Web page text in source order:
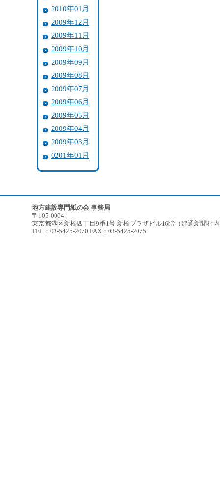
2010年01月
2009年12月
2009年11月
2009年10月
2009年09月
2009年08月
2009年07月
2009年06月
2009年05月
2009年04月
2009年03月
0201年01月
地方建設専門紙の会 事務局
〒105-0004
東京都港区新橋四丁目9番1号 新橋プラザビル16階（建通新聞社
TEL：03-5425-2070 FAX：03-5425-2075